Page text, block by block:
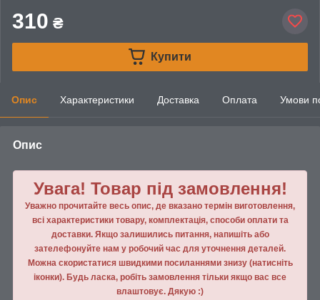
310 ₴
Купити
Опис Характеристики Доставка Оплата Умови
Опис
Увага! Товар під замовлення!
Уважно прочитайте весь опис, де вказано термін виготовлення,
всі характеристики товару, комплектація, способи оплати та
доставки. Якщо залишились питання, напишiть або
зателефонуйте нам у робочий час для уточнення деталей.
Можна скористатися швидкими посиланнями знизу (натисніть
іконки). Будь ласка, робiть замовлення тiльки якщо вас все
влаштовує. Дякую :)